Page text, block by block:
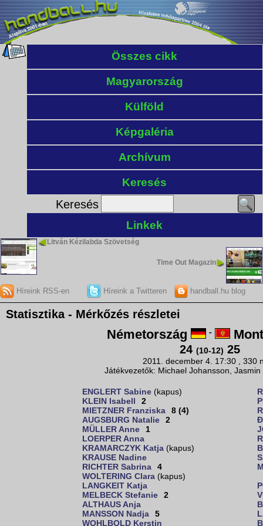
Összes cikk
Magyarország
Külföld
Képgaléria
Archívum
Keresés
Keresés
Linkek
Litván Kézilabda Szövetség
Time Out Magazin
Híreink RSS-en Híreink a Twitteren handball.hu blog
Statisztika - Mérkőzés részletei
Németország -
24 (10-12) 25
2011. december 4. 17:30 , 330
Játékvezetők: Michael Johansson,
ENGLERT Sabine (kapus)
KLEIN Isabell
2
MIETZNER Franziska
8 (4)
AUGSBURG Natalie
2
MÜLLER Anne
1
LOERPER Anna
KRAMARCZYK Katja (kapus)
KRAUSE Nadine
RICHTER Sabrina
4
WOLTERING Clara (kapus)
LANGKEIT Katja
MELBECK Stefanie
2
ALTHAUS Anja
MANSSON Nadja
5
WOHLBOLD Kerstin